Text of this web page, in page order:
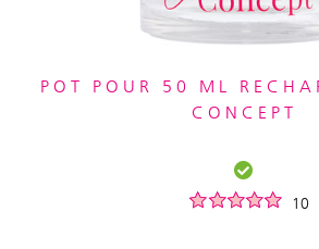
POT POUR 50 ML
CONCEPT
10